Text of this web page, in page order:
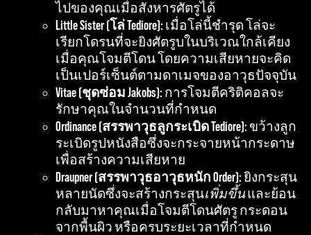
ไปของคุณเมื่อสังหารศัตรูได้
Little Sister (โล่ Tediore): เมื่อโล่นี้ชำรุด โล่จะ
เรียกโดรนที่จะยิงศัตรูบในบริเวณใกล้เคียง
เมื่อคุณโจมตีโดน โดยความเสียหายจะคิด
เป็นเปอร์เซ็นต์ตามดาเมจของอาวุธปัจจุบัน
Vitae (ชุดซ่อม Jakobs): การโจมตีคริติคอลจะ
รักษาคุณในจำนวนที่กำหนด
Ordinance (สรรพาวุธลูกระเบิด Tediore): ขว้างลูก
ระเบิดรูปหนังสือซึ่งจะกระจายหน้ากระดาษ
เพื่อสร้างความเสียหาย
Draupner (สรรพาวุธอาวุธหนัก Order):ยิงกระสุน
หลายนัดซึ่งจะสร้างกระสุนเพิ่มขึ้นและย้อน
กลับมาหาคุณเมื่อโจมตีโดนศัตรู กระดอน
จากพื้นผิว หรือครบระยะเวลาที่กำหนด